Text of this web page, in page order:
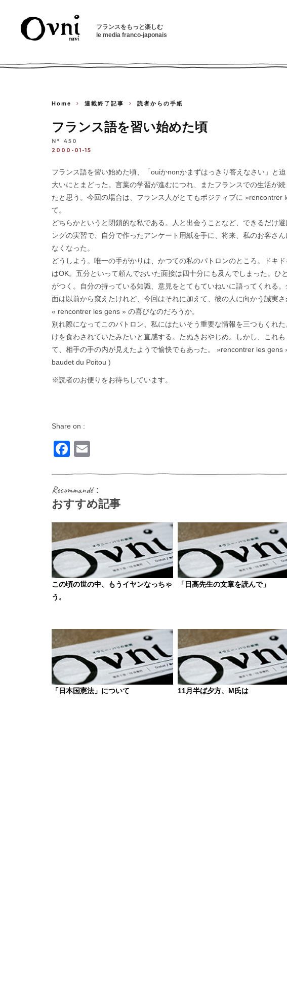
フランスをもっと楽しむ
le media franco-japonais
Home 連載終了記事 読者からの手紙
フランス語を習い始めた頃
N° 450
2000-01-15
フランス語を習い始めた頃、「ouiかnonかまずはっきり答えなさい」と
大いにとまどった。言葉の学習が進むにつれ、またフランスでの生活が
たと思う。今回の場合は、フランス人がとてもポジティブに
て。
どちらかというと閉鎖的な私である。人と出会うことなど、できるだけ
ングの実習で、自分で作ったアンケート用紙を手に、将来、私のお客さ
なくなった。
どうしよう。唯一の手がかりは、かつての私のパトロンのところ。ドキ
はOK。五分といって頼んでおいた面接は四十分にも及んでしまった。ひ
がつく。自分の持っている知識、意見をとてもていねいに語ってくれる
面は以前から窺えたけれど、今回はそれに加えて、彼の人に向かう誠実
« rencontrer les gens » の喜びなのだろうか。
別れ際になってこのパトロン、私にはたいそう重要な情報を三つもくれ
けを食わされていたみたいと直感する。たぬきおやじめ。しかし、これ
て、相手の手の内が見えたようで愉快でもあった。 »rencontrer les
baudet du Poitou )
※読者のお便りをお待ちしています。
Share on :
Facebook
Recommandé：
おすすめ記事
この頃の世の中、もうイヤンなっちゃ
う。
「日高先生の文章を読んで」
「日本国憲法」について 11月半ば夕方、M氏は